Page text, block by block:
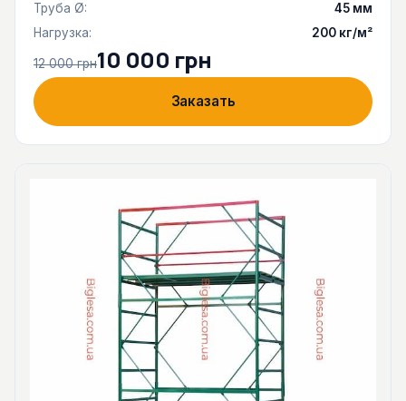
Труба Ø:
45 мм
Нагрузка:
200 кг/м²
12 000 грн10 000 грн
Заказать